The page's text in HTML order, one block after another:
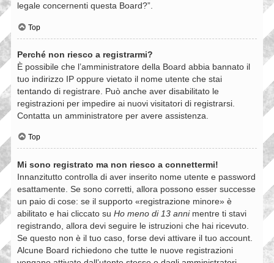
legale concernenti questa Board?”.
Top
Perché non riesco a registrarmi?
È possibile che l’amministratore della Board abbia bannato il
tuo indirizzo IP oppure vietato il nome utente che stai
tentando di registrare. Può anche aver disabilitato le
registrazioni per impedire ai nuovi visitatori di registrarsi.
Contatta un amministratore per avere assistenza.
Top
Mi sono registrato ma non riesco a connettermi!
Innanzitutto controlla di aver inserito nome utente e password
esattamente. Se sono corretti, allora possono esser successe
un paio di cose: se il supporto «registrazione minore» è
abilitato e hai cliccato su Ho meno di 13 annimentre ti stavi
registrando, allora devi seguire le istruzioni che hai ricevuto.
Se questo non è il tuo caso, forse devi attivare il tuo account.
Alcune Board richiedono che tutte le nuove registrazioni